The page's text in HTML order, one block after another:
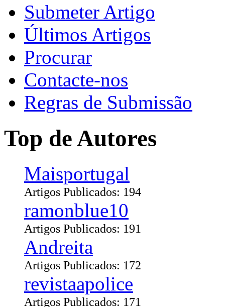
Submeter Artigo
Últimos Artigos
Procurar
Contacte-nos
Regras de Submissão
Top de Autores
Maisportugal
Artigos Publicados: 194
ramonblue10
Artigos Publicados: 191
Andreita
Artigos Publicados: 172
revistaapolice
Artigos Publicados: 171